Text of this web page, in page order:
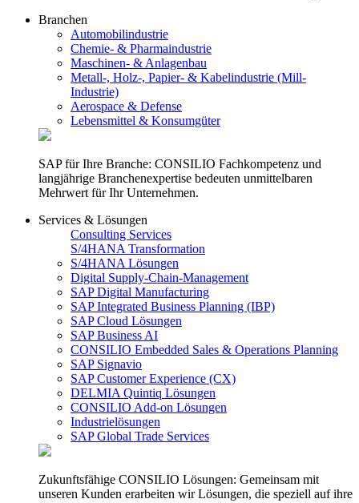
Branchen
Automobilindustrie
Chemie- & Pharmaindustrie
Maschinen- & Anlagenbau
Metall-, Holz-, Papier- & Kabelindustrie (Mill-
Industrie)
Aerospace & Defense
Lebensmittel & Konsumgüter
SAP für Ihre Branche: CONSILIO Fachkompetenz und
langjährige Branchenexpertise bedeuten unmittelbaren
Mehrwert für Ihr Unternehmen.
Services & Lösungen
Consulting Services
S/4HANA Transformation
S/4HANA Lösungen
Digital Supply-Chain-Management
SAP Digital Manufacturing
SAP Integrated Business Planning (IBP)
SAP Cloud Lösungen
SAP Business AI
CONSILIO Embedded Sales & Operations Planning
SAP Signavio
SAP Customer Experience (CX)
DELMIA Quintiq Lösungen
CONSILIO Add-on Lösungen
Industrielösungen
SAP Global Trade Services
Zukunftsfähige CONSILIO Lösungen: Gemeinsam mit
unseren Kunden erarbeiten wir Lösungen, die speziell auf ihre